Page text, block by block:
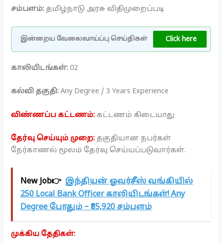
சம்பளம்: தமிழ்நாடு அரசு விதிமுறைப்படி
இன்றைய வேலைவாய்ப்பு செய்திகள் Click here
காலியிடங்கள்: 02
கல்வி தகுதி: Any Degree / 3 Years Experience
விண்ணப்ப கட்டணம்:கட்டணம் கிடையாது
தேர்வு செய்யும் முறை: தகுதியான நபர்கள்
நேர்காணல் மூலம் தேர்வு செய்யப்படுவார்கள்.
New Job👉 இந்தியன் ஓவர்சீஸ் வங்கியில்
250 Local Bank Officer காலியிடங்கள்! Any
Degree போதும் – ₹85,920 சம்பளம்
முக்கிய தேதிகள்: